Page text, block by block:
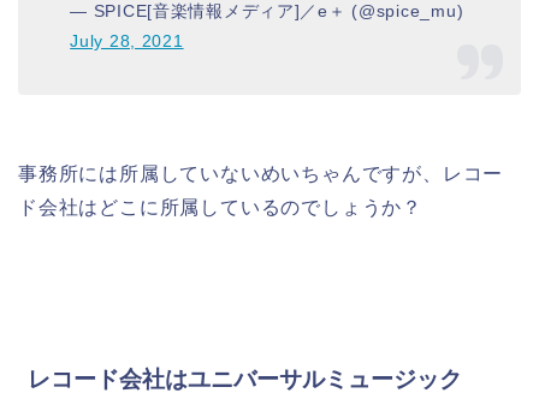
— SPICE[音楽情報メディア]／e＋ (@spice_mu)
July 28, 2021
事務所には所属していないめいちゃんですが、レコー
ド会社はどこに所属しているのでしょうか？
レコード会社はユニバーサルミュージック